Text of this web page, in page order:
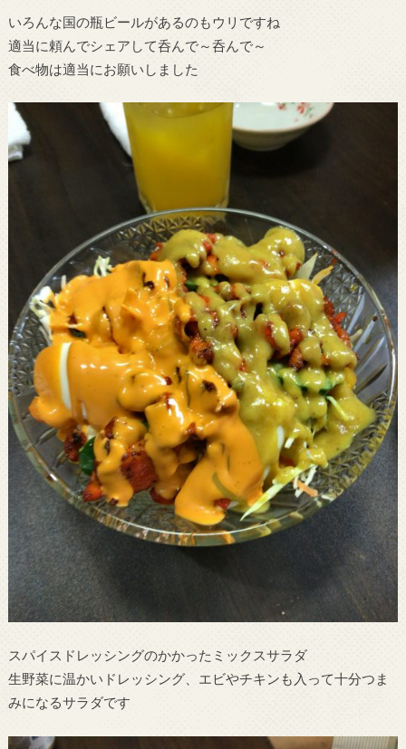
いろんな国の瓶ビールがあるのもウリですね
適当に頼んでシェアして呑んで～呑んで～
食べ物は適当にお願いしました
スパイスドレッシングのかかったミックスサラダ
生野菜に温かいドレッシング、エビやチキンも入って十分つま
みになるサラダです